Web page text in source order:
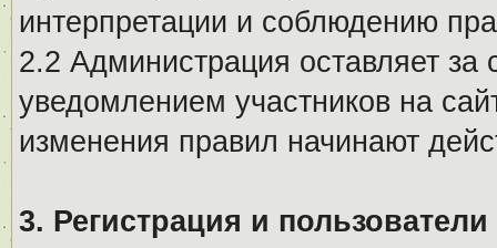
интерпретации и соблюдению
2.2 Администрация оставляет
уведомлением участников на
изменения правил начинают
3. Регистрация и пользователи